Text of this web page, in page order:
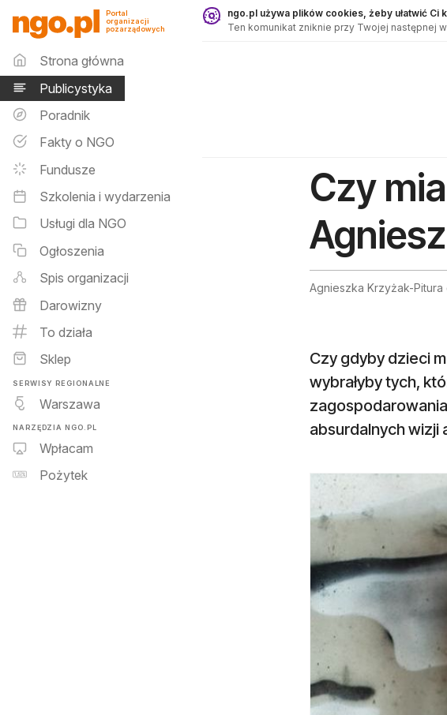
Publicystyka - ngo.pl
Portal
organizacji
pozarządowych
Menu główne
Strona główna
Publicystyka
Poradnik
Fakty o NGO
Fundusze
Szkolenia i wydarzenia
Usługi dla NGO
Ogłoszenia
Spis organizacji
Darowizny
To działa
Sklep
SERWISY REGIONALNE
Warszawa
NARZĘDZIA NGO.PL
Wpłacam
Pożytek
ngo.pl używa plików cookies, żeby ułatwić Ci
Ten komunikat zniknie przy Twojej następnej
Czy
Agnieszka Krzyżak-Pitura
Czy gdyby dzieci
wybrałyby tych,
absurdalnych wizji